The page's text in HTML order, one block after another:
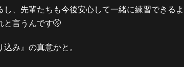
し、先輩たちも今後安心して一緒に練習できる
と言うんです🤫
み』の真意かと。